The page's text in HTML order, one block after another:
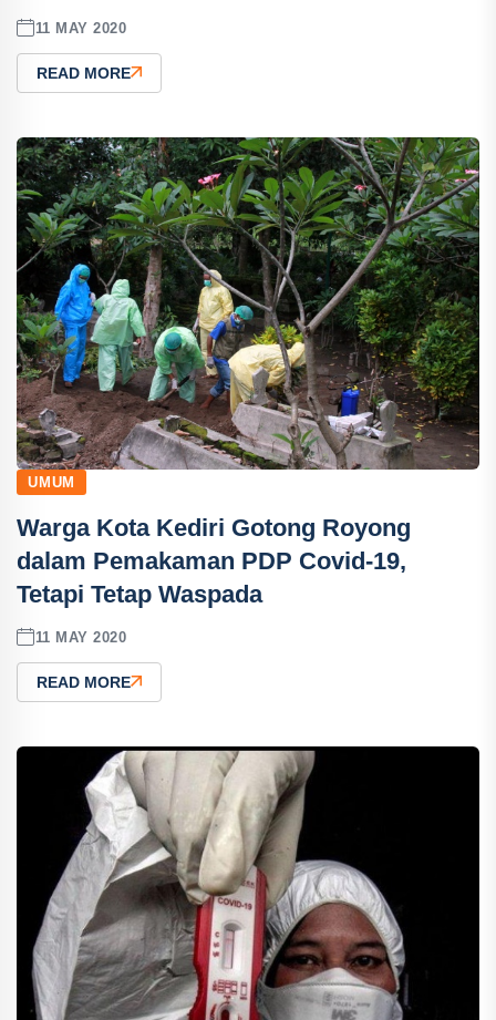
11 MAY 2020
READ MORE
UMUM
Warga Kota Kediri Gotong Royong
dalam Pemakaman PDP Covid-19,
Tetapi Tetap Waspada
11 MAY 2020
READ MORE